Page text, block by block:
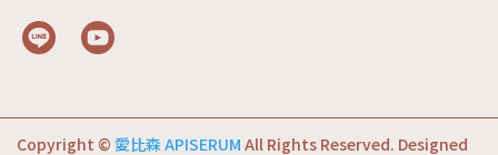
Copyright © 愛比森 APISERUM All Rights Reserved. Designed